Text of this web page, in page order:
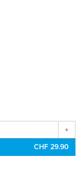
CHF 29.90